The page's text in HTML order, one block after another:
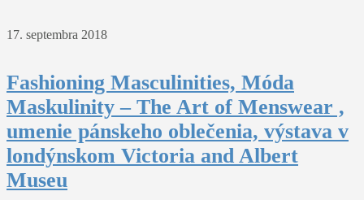
17. septembra 2018
Fashioning Masculinities, Móda
Maskulinity – The Art of Menswear ,
umenie pánskeho oblečenia, výstava v
londýnskom Victoria and Albert
Museu